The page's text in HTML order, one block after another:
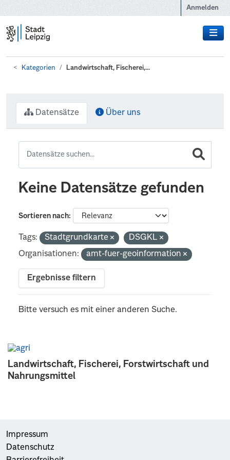
Anmelden
Kategorien Landwirtschaft, Fischerei,...
Landwirtschaft, Fischerei, Forstwirtschaft und
Nahrungsmittel
Datensätze Über uns
Keine Datensätze gefunden
Sortieren nach
Tags: Stadtgrundkarte
DSGKL
Organisationen:
amt-fuer-geoinformation
Ergebnisse filtern
Bitte versuch es mit einer anderen Suche.
Impressum
Datenschutz